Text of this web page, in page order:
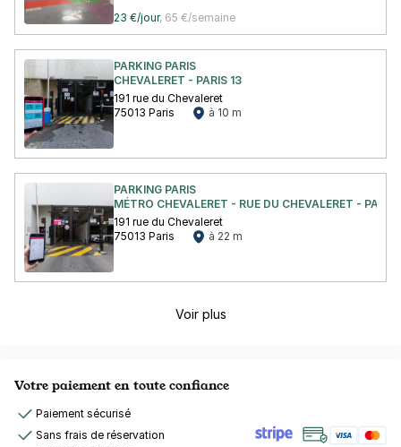
23 €/jour, 65 €/semaine
PARKING PARIS
CHEVALERET - PARIS 13
191 rue du Chevaleret
75013 Paris
à 10 m
PARKING PARIS
MÉTRO CHEVALERET - RUE DU CHEVALERET - PARIS
191 rue du Chevaleret
75013 Paris
à 22 m
Voir plus
Votre paiement en toute confiance
Paiement sécurisé
Sans frais de réservation